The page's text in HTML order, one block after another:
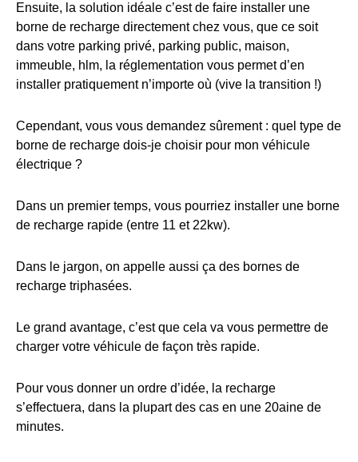
Ensuite, la solution idéale c’est de faire installer une
borne de recharge directement chez vous, que ce soit
dans votre parking privé, parking public, maison,
immeuble, hlm, la réglementation vous permet d’en
installer pratiquement n’importe où (vive la transition !)
Cependant, vous vous demandez sûrement : quel type de
borne de recharge dois-je choisir pour mon véhicule
électrique ?
Dans un premier temps, vous pourriez installer une borne
de recharge rapide (entre 11 et 22kw).
Dans le jargon, on appelle aussi ça des bornes de
recharge triphasées.
Le grand avantage, c’est que cela va vous permettre de
charger votre véhicule de façon très rapide.
Pour vous donner un ordre d’idée, la recharge
s’effectuera, dans la plupart des cas en une 20aine de
minutes.